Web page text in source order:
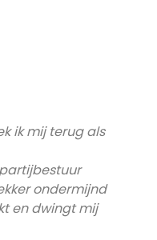
ik mij terug als
ondermijnd
en dwingt mij